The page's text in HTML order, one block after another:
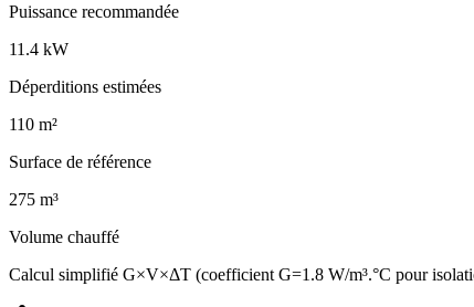
Puissance recommandée
11.4 kW
Déperditions estimées
110 m²
Surface de référence
275 m³
Volume chauffé
Calcul simplifié G×V×ΔT (coefficient G=1.8 W/m³.°C pour